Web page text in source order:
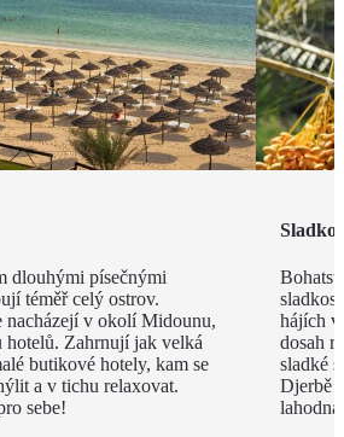
dlouhými písečnými
téměř celý ostrov.
nacházejí v okolí Midounu,
hotelů. Zahrnují jak velká
butikové hotely, kam se
a v tichu relaxovat.
sebe!
hájích
dosah
sladké
Djerbě